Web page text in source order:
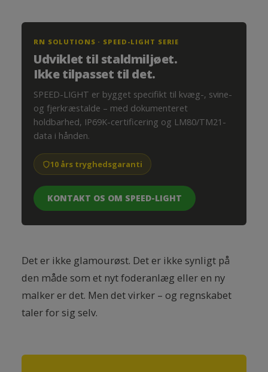
RN SOLUTIONS · SPEED-LIGHT SERIE
Udviklet til staldmiljøet.
Ikke tilpasset til det.
SPEED-LIGHT er bygget specifikt til kvæg-, svine-
og fjerkræstalde – med dokumenteret
holdbarhed, IP69K-certificering og LM80/TM21-
data i hånden.
10 års tryghedsgaranti
KONTAKT OS OM SPEED-LIGHT
Det er ikke glamourøst. Det er ikke synligt på
den måde som et nyt foderanlæg eller en ny
malker er det. Men det virker – og regnskabet
taler for sig selv.